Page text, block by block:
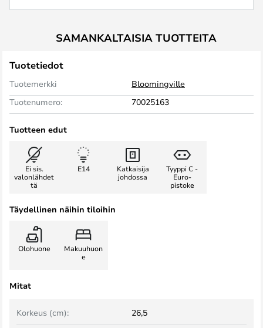
SAMANKALTAISIA TUOTTEITA
Tuotetiedot
Tuotemerkki
Bloomingville
Tuotenumero:
70025163
Tuotteen edut
Ei sis.
valonlähdet
tä
E14
Katkaisija
johdossa
Tyyppi C -
Euro-
pistoke
Täydellinen näihin tiloihin
Olohuone
Makuuhuon
e
Mitat
Korkeus (cm):
26,5